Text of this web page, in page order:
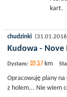
kart.
chudzinki
Kudowa - Nove
Dystans: 32.57 km
Opracowuję plany na
z holem... Nie wiem